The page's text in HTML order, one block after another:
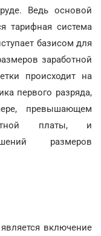
Ведь основой
тарифная система
базисом для
заработной
происходит на
первого разряда,
превышающем
платы, и
размеров
включение